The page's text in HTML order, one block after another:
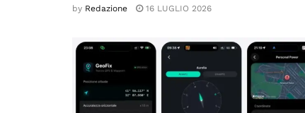
by Redazione 16 LUGLIO 2026